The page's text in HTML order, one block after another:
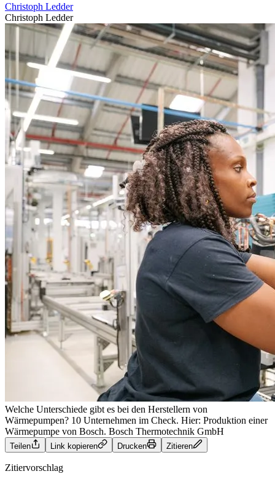
Christoph Ledder
Christoph Ledder
Welche Unterschiede gibt es bei den Herstellern von
Wärmepumpen? 10 Unternehmen im Check. Hier: Produktion einer
Wärmepumpe von Bosch. Bosch Thermotechnik GmbH
Teilen Link kopieren Drucken Zitieren
Zitiervorschlag